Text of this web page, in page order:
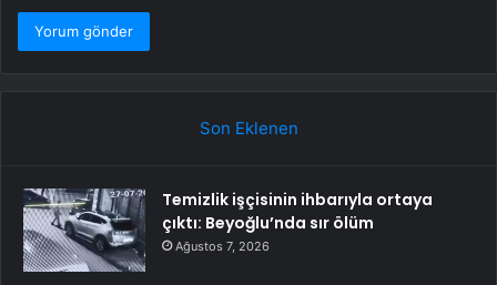
Son Eklenen
Temizlik işçisinin ihbarıyla ortaya
çıktı: Beyoğlu’nda sır ölüm
Ağustos 7, 2026